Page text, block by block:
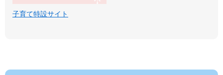
子育て特設サイト